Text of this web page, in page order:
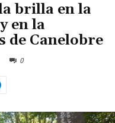
brilla en la
en la
de Canelobre
0